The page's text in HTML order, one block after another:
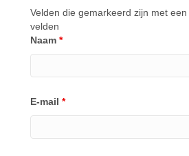
Velden die gemarkeerd zijn met een
velden
Naam *
E-mail *